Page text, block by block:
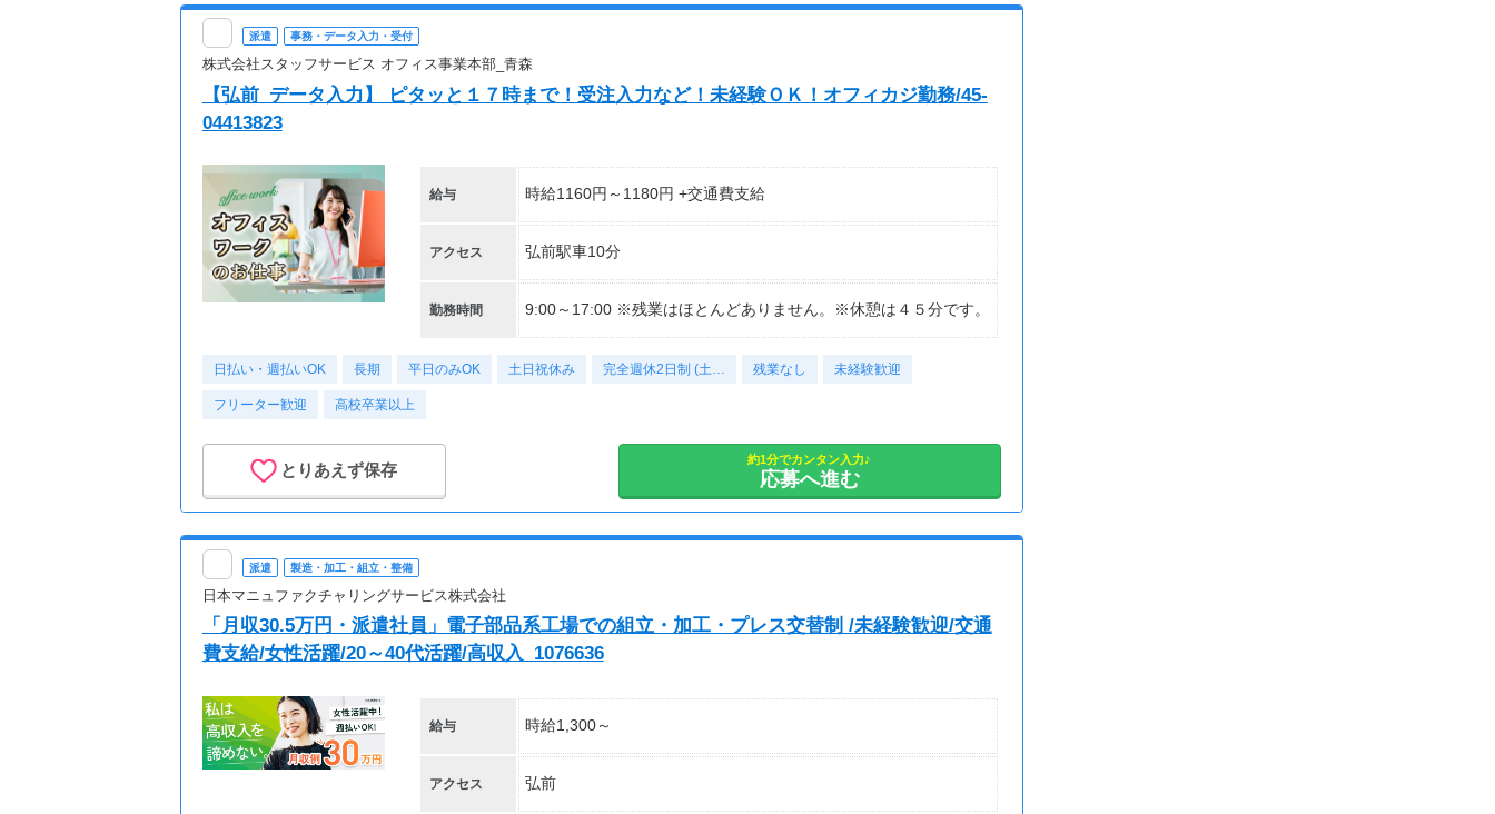
派遣 事務・データ入力・受付
株式会社スタッフサービス オフィス事業本部_青森
【弘前_データ入力】 ピタッと１７時まで！受注入力など！未経験ＯＫ！オフィカジ勤務/45-
04413823
給与 時給1160円～1180円 +交通費支給
アクセス 弘前駅車10分
勤務時間 9:00～17:00 ※残業はほとんどありません。※休憩は４５分です。
日払い・週払いOK 長期 平日のみOK 土日祝休み 完全週休2日制 (土… 残業なし 未経験歓迎
フリーター歓迎 高校卒業以上
とりあえず保存
約1分でカンタン入力♪
応募へ進む
派遣 製造・加工・組立・整備
日本マニュファクチャリングサービス株式会社
「月収30.5万円・派遣社員」電子部品系工場での組立・加工・プレス交替制 /未経験歓迎/交通
費支給/女性活躍/20～40代活躍/高収入_1076636
給与 時給1,300～
アクセス 弘前